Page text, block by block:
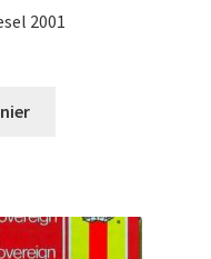
2001